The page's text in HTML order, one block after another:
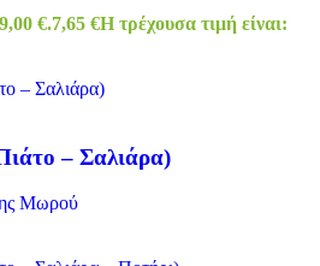
€.7,65 €Η τρέχουσα τιμή είναι:
– Σαλιάρα)
Μωρού